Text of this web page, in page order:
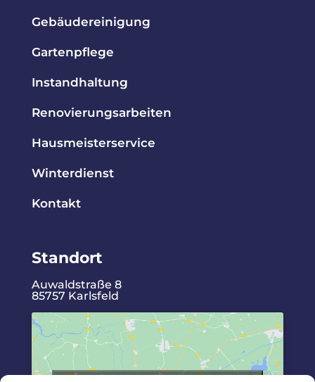
Gebäudereinigung
Gartenpflege
Instandhaltung
Renovierungsarbeiten
Hausmeisterservice
Winterdienst
Kontakt
Standort
Auwaldstraße 8
85757 Karlsfeld